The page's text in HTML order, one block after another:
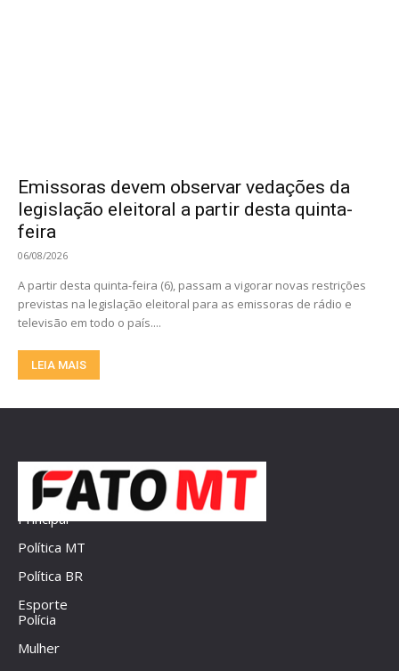
Emissoras devem observar vedações da
legislação eleitoral a partir desta quinta-
feira
06/08/2026
A partir desta quinta-feira (6), passam a vigorar novas restrições
previstas na legislação eleitoral para as emissoras de rádio e
televisão em todo o país....
LEIA MAIS
Principal
Política MT
Política BR
Esporte
Polícia
Mulher